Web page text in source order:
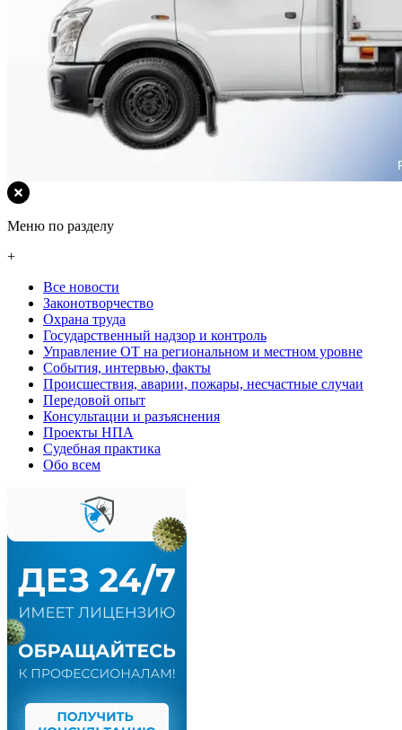
Меню по разделу
+
Все новости
Законотворчество
Охрана труда
Государственный надзор и контроль
Управление ОТ на региональном и местном уровне
События, интервью, факты
Происшествия, аварии, пожары, несчастные случаи
Передовой опыт
Консультации и разъяснения
Проекты НПА
Судебная практика
Обо всем